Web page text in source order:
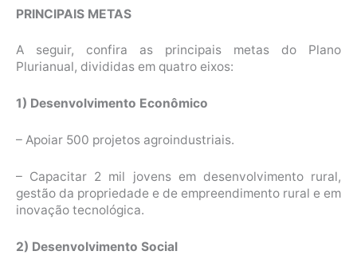
PRINCIPAIS METAS
A seguir, confira as principais metas do Plano
Plurianual, divididas em quatro eixos:
1) Desenvolvimento Econômico
– Apoiar 500 projetos agroindustriais.
– Capacitar 2 mil jovens em desenvolvimento rural,
gestão da propriedade e de empreendimento rural e em
inovação tecnológica.
2) Desenvolvimento Social